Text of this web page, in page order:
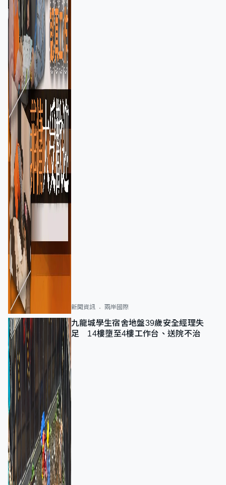
新聞資訊 兩岸國際
九龍城學生宿舍地盤39歲安全經理失
足 14樓墮至4樓工作台、送院不治